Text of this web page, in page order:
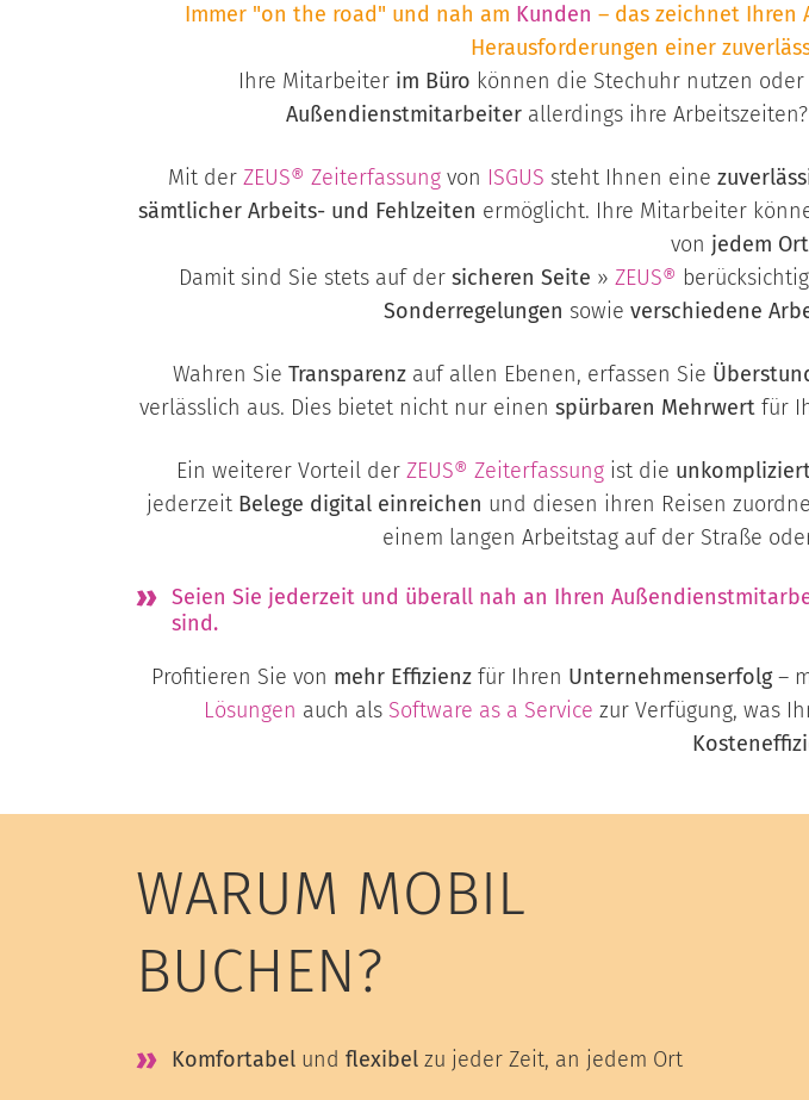
Immer "on the road" und nah am Kunden – das zeichnet Ihren
Herausforderungen einer
Ihre Mitarbeiterim Büro können die Stechuhr nutzen
Außendienstmitarbeiter allerdings ihre
Mit der ZEUS® Zeiterfassungvon ISGUS steht Ihnen eine
sämtlicher Arbeits- und Fehlzeiten ermöglicht. Ihre Mitarbeiter
von jedem Ort
Damit sind Sie stets auf der sicheren Seite » ZEUS®
Sonderregelungen sowie verschiedene
Wahren Sie Transparenz auf allen Ebenen, erfassen Sie
verlässlich aus. Dies bietet nicht nur einen spürbaren Mehrwertfür
Ein weiterer Vorteil der ZEUS® Zeiterfassung ist die
jederzeit Belege digital einreichen und diesen ihren Reisen
einem langen Arbeitstag auf der Straße
Seien Sie jederzeit und überall nah an Ihren
sind.
Profitieren Sie von mehr Effizienz für Ihren Unternehmenserfolg–
Lösungen auch als Software as a Service zur Verfügung, was
WARUM MOBIL
BUCHEN?
Komfortabel und flexibel zu jeder Zeit, an jedem Ort